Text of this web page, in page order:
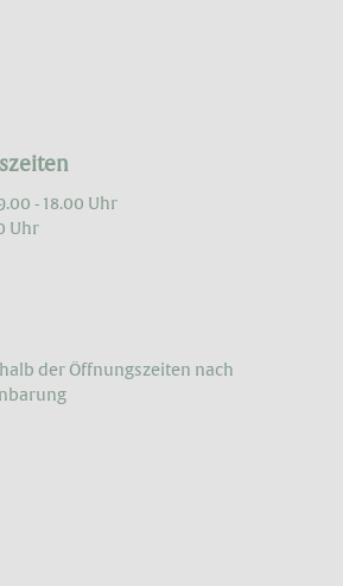
- 18.00 Uhr
Uhr
der Öffnungs­zeiten nach